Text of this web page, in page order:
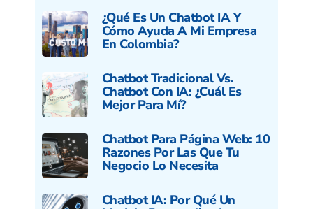
¿Qué Es Un Chatbot IA Y
Cómo Ayuda A Mi Empresa
En Colombia?
Chatbot Tradicional Vs.
Chatbot Con IA: ¿cuál Es
Mejor Para Mí?
Chatbot Para Página Web: 10
Razones Por Las Que Tu
Negocio Lo Necesita
Chatbot IA: Por Qué Un